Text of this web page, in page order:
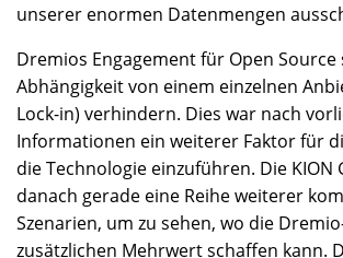
unserer enormen Datenmengen
Dremios Engagement für Open Source
Abhängigkeit von einem einzelnen
Lock-in) verhindern. Dies war nach
Informationen ein weiterer Faktor für
die Technologie einzuführen. Die
danach gerade eine Reihe weiterer
Szenarien, um zu sehen, wo die
zusätzlichen Mehrwert schaffen kann.